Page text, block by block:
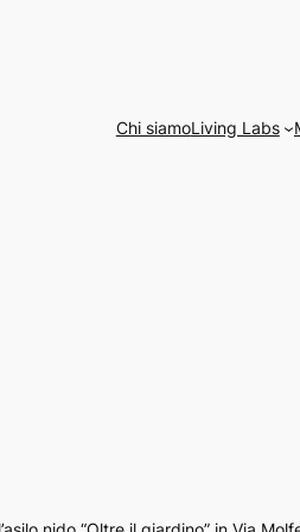
Chi siamoLiving Labs